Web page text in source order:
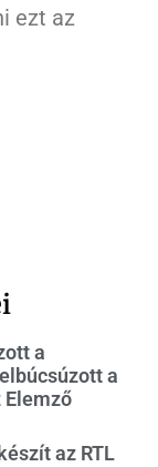
ezt az
a
a
az RTL